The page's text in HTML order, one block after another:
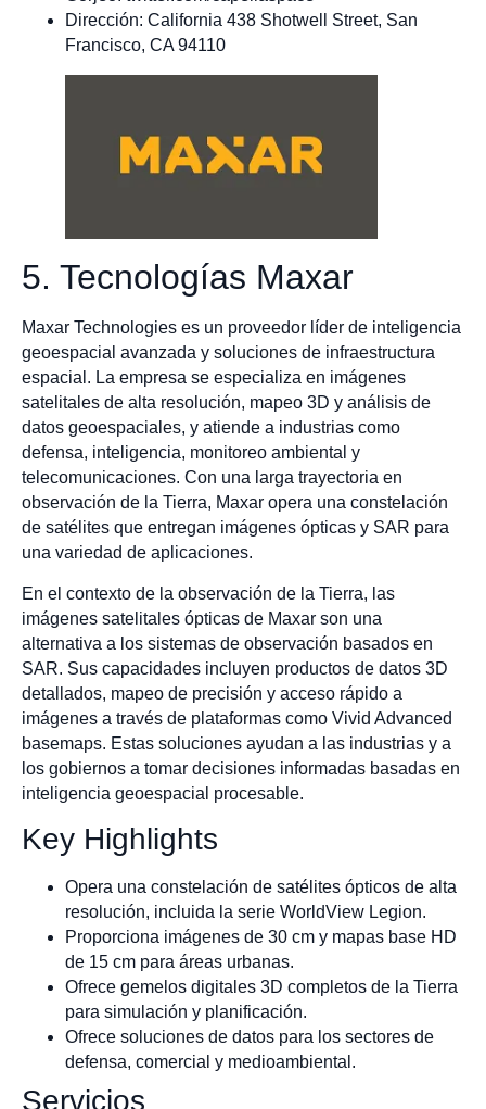
Dirección: California 438 Shotwell Street, San
Francisco, CA 94110
5. Tecnologías Maxar
Maxar Technologies es un proveedor líder de inteligencia
geoespacial avanzada y soluciones de infraestructura
espacial. La empresa se especializa en imágenes
satelitales de alta resolución, mapeo 3D y análisis de
datos geoespaciales, y atiende a industrias como
defensa, inteligencia, monitoreo ambiental y
telecomunicaciones. Con una larga trayectoria en
observación de la Tierra, Maxar opera una constelación
de satélites que entregan imágenes ópticas y SAR para
una variedad de aplicaciones.
En el contexto de la observación de la Tierra, las
imágenes satelitales ópticas de Maxar son una
alternativa a los sistemas de observación basados en
SAR. Sus capacidades incluyen productos de datos 3D
detallados, mapeo de precisión y acceso rápido a
imágenes a través de plataformas como Vivid Advanced
basemaps. Estas soluciones ayudan a las industrias y a
los gobiernos a tomar decisiones informadas basadas en
inteligencia geoespacial procesable.
Key Highlights
Opera una constelación de satélites ópticos de alta
resolución, incluida la serie WorldView Legion.
Proporciona imágenes de 30 cm y mapas base HD
de 15 cm para áreas urbanas.
Ofrece gemelos digitales 3D completos de la Tierra
para simulación y planificación.
Ofrece soluciones de datos para los sectores de
defensa, comercial y medioambiental.
Servicios